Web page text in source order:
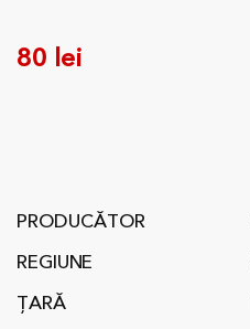
80 lei
PRODUCĂTOR
REGIUNE
ȚARĂ